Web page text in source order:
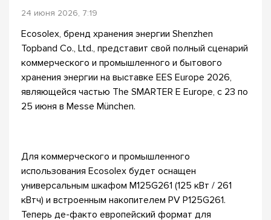
24 июня 2026, 7:19
Ecosolex, бренд хранения энергии Shenzhen
Topband Co., Ltd., представит свой полный сценарий
коммерческого и промышленного и бытового
хранения энергии на выставке EES Europe 2026,
являющейся частью The SMARTER E Europe, с 23 по
25 июня в Messe München.
Для коммерческого и промышленного
использования Ecosolex будет оснащен
универсальным шкафом M125G261 (125 кВт / 261
кВтч) и встроенным накопителем PV P125G261.
Теперь де-факто европейский формат для